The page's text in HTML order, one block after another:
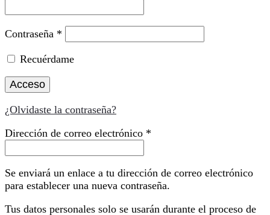
Contraseña *
Recuérdame
Acceso
¿Olvidaste la contraseña?
Dirección de correo electrónico *
Se enviará un enlace a tu dirección de correo electrónico
para establecer una nueva contraseña.
Tus datos personales solo se usarán durante el proceso de